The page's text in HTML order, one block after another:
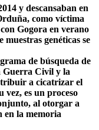
y descansaban en
como víctima
Gogora en verano
muestras genéticas se
de búsqueda de
Guerra Civil y la
a cicatrizar el
vez, es un proceso
al otorgar a
en la memoria